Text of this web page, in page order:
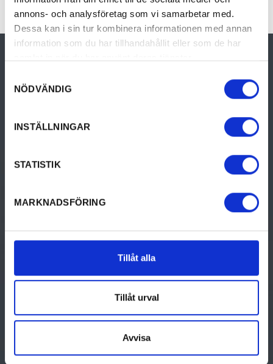
annons- och analysföretag som vi samarbetar med.
Dessa kan i sin tur kombinera informationen med annan
information som du har tillhandahållit eller som de har
NÖDVÄNDIG
INSTÄLLNINGAR
STATISTIK
MARKNADSFÖRING
Tillåt alla
Tillåt urval
Avvisa
En reseguide som hjälper dig att hitta till det bästa i Värmland.
Visitvarmland.com drivs och utvecklas av Visit Värmland och
Aktiviteter
Boende
Upptäck Värmland
Destinationer i Värmland
Turistinformation